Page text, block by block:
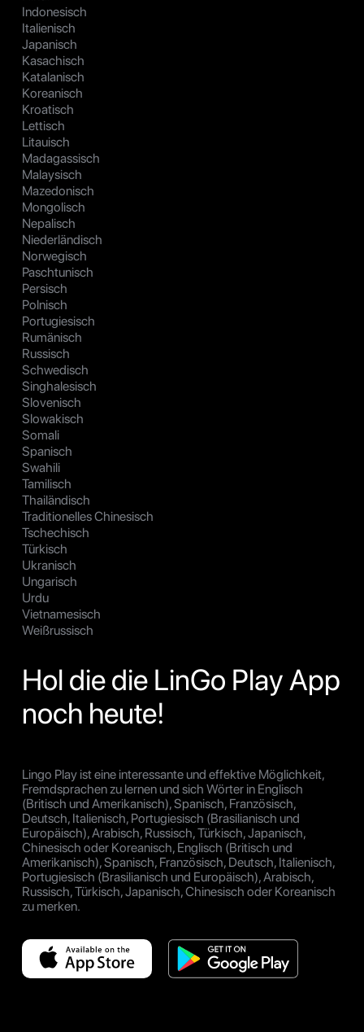
Indonesisch
Italienisch
Japanisch
Kasachisch
Katalanisch
Koreanisch
Kroatisch
Lettisch
Litauisch
Madagassisch
Malaysisch
Mazedonisch
Mongolisch
Nepalisch
Niederländisch
Norwegisch
Paschtunisch
Persisch
Polnisch
Portugiesisch
Rumänisch
Russisch
Schwedisch
Singhalesisch
Slovenisch
Slowakisch
Somali
Spanisch
Swahili
Tamilisch
Thailändisch
Traditionelles Chinesisch
Tschechisch
Türkisch
Ukranisch
Ungarisch
Urdu
Vietnamesisch
Weißrussisch
Hol die die LinGo Play App
noch heute!
Lingo Play ist eine interessante und effektive Möglichkeit,
Fremdsprachen zu lernen und sich Wörter in Englisch
(Britisch und Amerikanisch), Spanisch, Französisch,
Deutsch, Italienisch, Portugiesisch (Brasilianisch und
Europäisch), Arabisch, Russisch, Türkisch, Japanisch,
Chinesisch oder Koreanisch, Englisch (Britisch und
Amerikanisch), Spanisch, Französisch, Deutsch, Italienisch,
Portugiesisch (Brasilianisch und Europäisch), Arabisch,
Russisch, Türkisch, Japanisch, Chinesisch oder Koreanisch
zu merken.